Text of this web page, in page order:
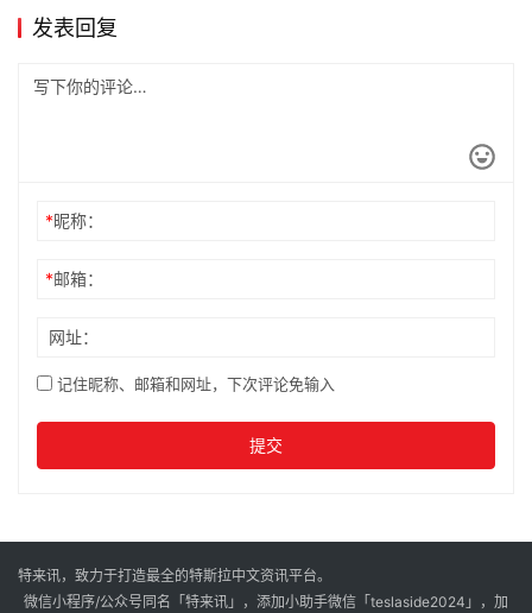
发表回复
*昵称：
*邮箱：
网址：
记住昵称、邮箱和网址，下次评论免输入
提交
特来讯，致力于打造最全的特斯拉中文资讯平台。
微信小程序/公众号同名「特来讯」，添加小助手微信「teslaside2024」，加